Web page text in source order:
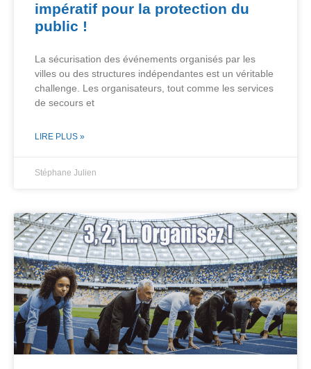
impératif pour la protection du
public !
La sécurisation des événements organisés par les
villes ou des structures indépendantes est un véritable
challenge. Les organisateurs, tout comme les services
de secours et
LIRE PLUS »
Stéphane Julien